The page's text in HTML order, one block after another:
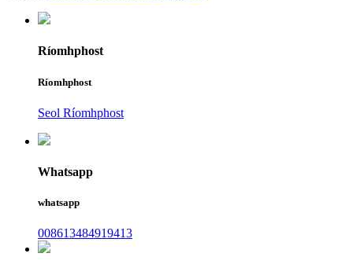
Ríomhphost
Ríomhphost
Seol Ríomhphost
Whatsapp
whatsapp
008613484919413